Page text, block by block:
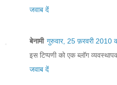
जवाब दें
बेनामी गुरुवार, 25 फ़रवरी
इस टिप्पणी को एक ब्लॉग व्यवस्थापक
जवाब दें